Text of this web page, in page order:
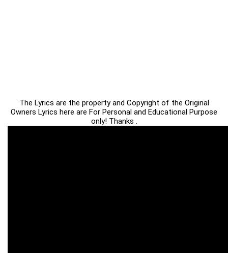
The Lyrics are the property and Copyright of the Original
Owners Lyrics here are For Personal and Educational Purpose
only! Thanks .